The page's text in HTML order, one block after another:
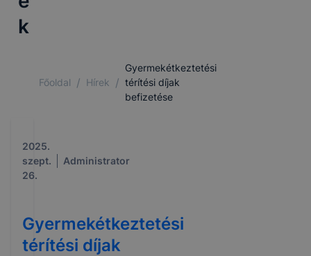
k
Főoldal / Hírek /
Gyermekétkeztetési
térítési díjak
befizetése
2025.
szept.
26.
Administrator
Gyermekétkeztetési
térítési díjak